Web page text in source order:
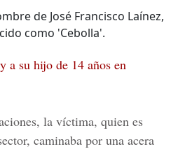
de José Francisco Laínez,
como 'Cebolla'.
a su hijo de 14 años en
la víctima, quien es
caminaba por una acera